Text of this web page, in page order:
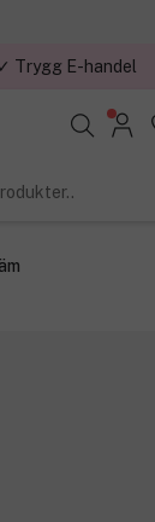
✓ Trygg E-handel